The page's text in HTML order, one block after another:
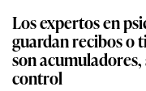
Los expertos en
guardan recibos o
son
control